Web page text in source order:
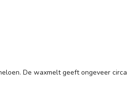
De waxmelt geeft ongeveer